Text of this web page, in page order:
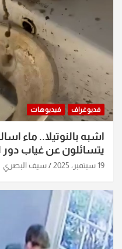
فديوغراف فيديوهات
اشبه بالنوتيلا.. ماء
يتسائلون عن غياب دور
19 سبتمبر، 2025 سيف البصري